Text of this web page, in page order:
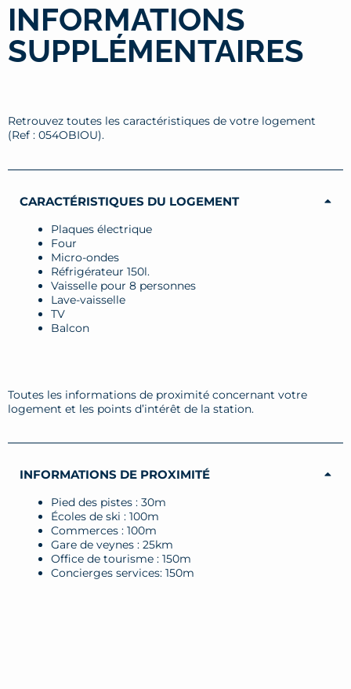
INFORMATIONS
SUPPLÉMENTAIRES
Retrouvez toutes les caractéristiques de votre logement
(Ref : 054OBIOU).
CARACTÉRISTIQUES DU LOGEMENT
Plaques électrique
Four
Micro-ondes
Réfrigérateur 150l.
Vaisselle pour 8 personnes
Lave-vaisselle
TV
Balcon
Toutes les informations de proximité concernant votre
logement et les points d’intérêt de la station.
INFORMATIONS DE PROXIMITÉ
Pied des pistes : 30m
Écoles de ski : 100m
Commerces : 100m
Gare de veynes : 25km
Office de tourisme : 150m
Concierges services: 150m